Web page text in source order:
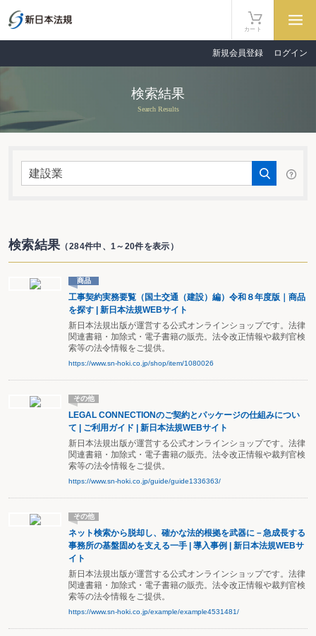
カート
新規会員登録 ログイン
検索結果
Search Results
検索結果（284件中、1～20件を表示）
商品
工事契約実務要覧（国土交通（建設）編）令和８年度版｜商品
を探す | 新日本法規WEBサイト
新日本法規出版が運営する公式オンラインショップです。法律
関連書籍・加除式・電子書籍の販売。法令改正情報や裁判官検
索等の法令情報をご提供。
https://www.sn-hoki.co.jp/shop/item/1080026
その他
LEGAL CONNECTIONのご契約とパッケージの仕組みについ
て | ご利用ガイド | 新日本法規WEBサイト
新日本法規出版が運営する公式オンラインショップです。法律
関連書籍・加除式・電子書籍の販売。法令改正情報や裁判官検
索等の法令情報をご提供。
https://www.sn-hoki.co.jp/guide/guide1336363/
その他
ネット検索から脱却し、確かな法的根拠を武器に－急成長する
事務所の基盤固めを支える一手 | 導入事例 | 新日本法規WEBサ
イト
新日本法規出版が運営する公式オンラインショップです。法律
関連書籍・加除式・電子書籍の販売。法令改正情報や裁判官検
索等の法令情報をご提供。
https://www.sn-hoki.co.jp/example/example4531481/